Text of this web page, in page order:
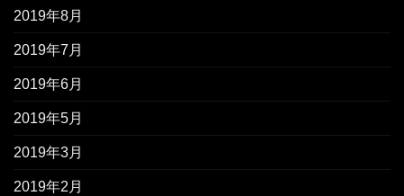
2019年8月
2019年7月
2019年6月
2019年5月
2019年3月
2019年2月